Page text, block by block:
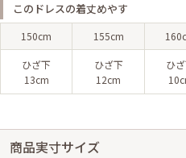
このドレスの着丈めやす
150cm 155cm
ひざ下
13cm
ひざ下
12cm
ひ
商品実寸サイズ